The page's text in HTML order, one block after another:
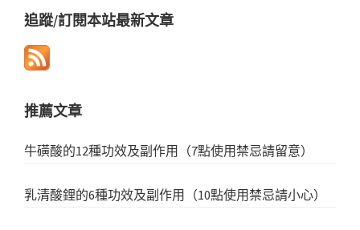
追蹤/訂閱本站最新文章
推薦文章
牛磺酸的12種功效及副作用（7點使用禁忌請留意）
乳清酸鋰的6種功效及副作用（10點使用禁忌請小心）